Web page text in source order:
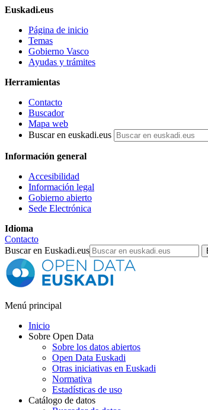
Euskadi.eus
Página de inicio
Temas
Gobierno Vasco
Ayudas y trámites
Herramientas
Contacto
Buscador
Mapa web
Buscar en euskadi.eus
Información general
Accesibilidad
Información legal
Gobierno abierto
Sede Electrónica
Idioma
Contacto
Buscar en Euskadi.eus
Menú principal
Inicio
Sobre Open Data
Sobre los datos abiertos
Open Data Euskadi
Otras iniciativas en Euskadi
Normativa
Estadísticas de uso
Catálogo de datos